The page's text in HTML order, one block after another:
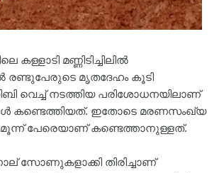
കള്ളാടി മണ്ണിടിച്ചിലില്‍
രണ്ടുപേരുടെ മൃതദേഹം കൂടി
വെച്ച് നടത്തിയ പരിശോധനയിലാണ്
കണ്ടെത്തിയത്. ഇതോടെ മരണസംഖ്യ
പേരെയാണ് കണ്ടെത്താനുള്ളത്.
സോണുകളാക്കി തിരിച്ചാണ്